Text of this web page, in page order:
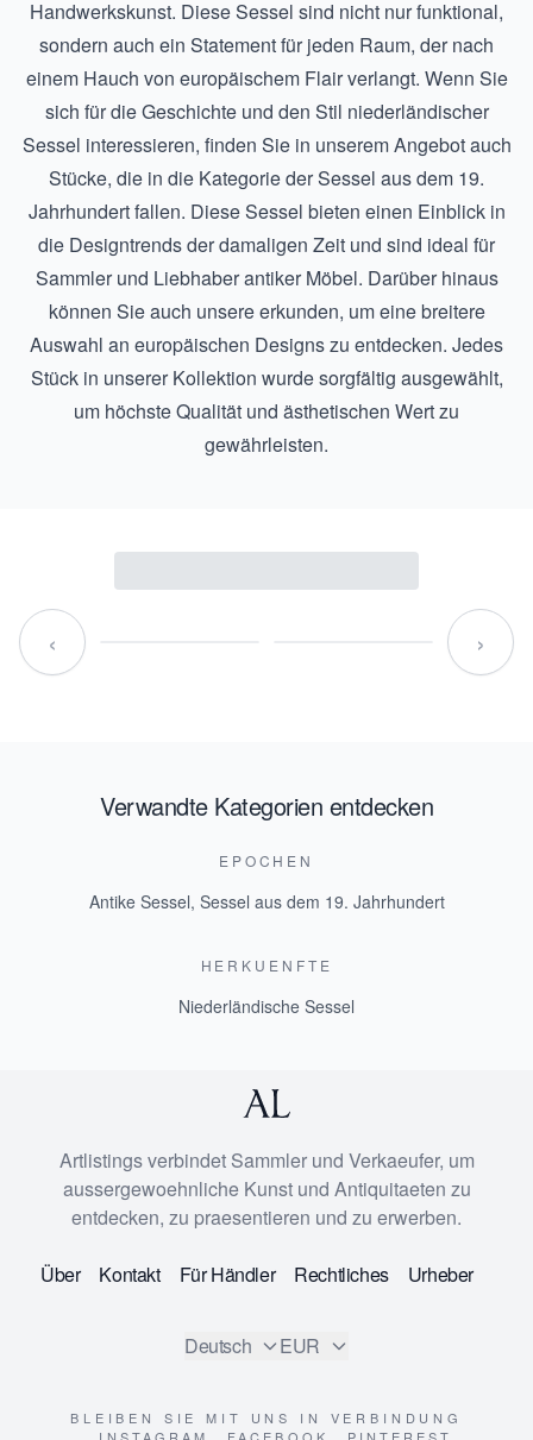
Handwerkskunst. Diese Sessel sind nicht nur funktional,
sondern auch ein Statement für jeden Raum, der nach
einem Hauch von europäischem Flair verlangt. Wenn Sie
sich für die Geschichte und den Stil niederländischer
Sessel interessieren, finden Sie in unserem Angebot auch
Stücke, die in die Kategorie derSessel aus dem 19.
Jahrhundertfallen. Diese Sessel bieten einen Einblick in
die Designtrends der damaligen Zeit und sind ideal für
Sammler und Liebhaber antiker Möbel. Darüber hinaus
können Sie auch unsere erkunden, um eine breitere
Auswahl an europäischen Designs zu entdecken. Jedes
Stück in unserer Kollektion wurde sorgfältig ausgewählt,
um höchste Qualität und ästhetischen Wert zu
gewährleisten.
‹ ›
Verwandte Kategorien entdecken
EPOCHEN
Antike Sessel, Sessel aus dem 19. Jahrhundert
HERKUENFTE
Niederländische Sessel
Artlistings verbindet Sammler und Verkaeufer, um
aussergewoehnliche Kunst und Antiquitaeten zu
entdecken, zu praesentieren und zu erwerben.
Über Kontakt Für Händler Rechtliches Urheber
Deutsch EUR
BLEIBEN SIE MIT UNS IN VERBINDUNG